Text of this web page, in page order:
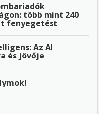
több mint 240
fenyegetést
Az AI
és jövője